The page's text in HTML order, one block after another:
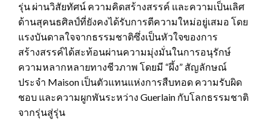
รุ่น ผ่านวิสัยทัศน์ ความคิดสร้างสรรค์ และความเป็นเลิศ
ด้านสุคนธศิลป์ที่ยังคงได้รับการตีความใหม่อยู่เสมอ โดย
แรงบันดาลใจจากธรรมชาติซึ่งเป็นหัวใจของการ
สร้างสรรค์ได้สะท้อนผ่านความมุ่งมั่นในการอนุรักษ์
ความหลากหลายทางชีวภาพ โดยมี “ผึ้ง” สัญลักษณ์
ประจำ Maison เป็นตัวแทนแห่งการสืบทอด ความรับผิด
ชอบ และความผูกพันระหว่าง Guerlain กับโลกธรรมชาติ
จากรุ่นสู่รุ่น